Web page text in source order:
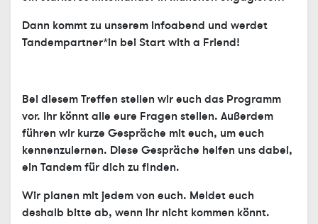
Dann kommt zu unserem Infoabend und werdet
Tandempartner*in bei Start with a Friend!
Bei diesem Treffen stellen wir euch das Programm
vor. Ihr könnt alle eure Fragen stellen. Außerdem
führen wir kurze Gespräche mit euch, um euch
kennenzulernen. Diese Gespräche helfen uns dabei,
ein Tandem für dich zu finden.
Wir planen mit jedem von euch. Meldet euch
deshalb bitte ab, wenn ihr nicht kommen könnt.